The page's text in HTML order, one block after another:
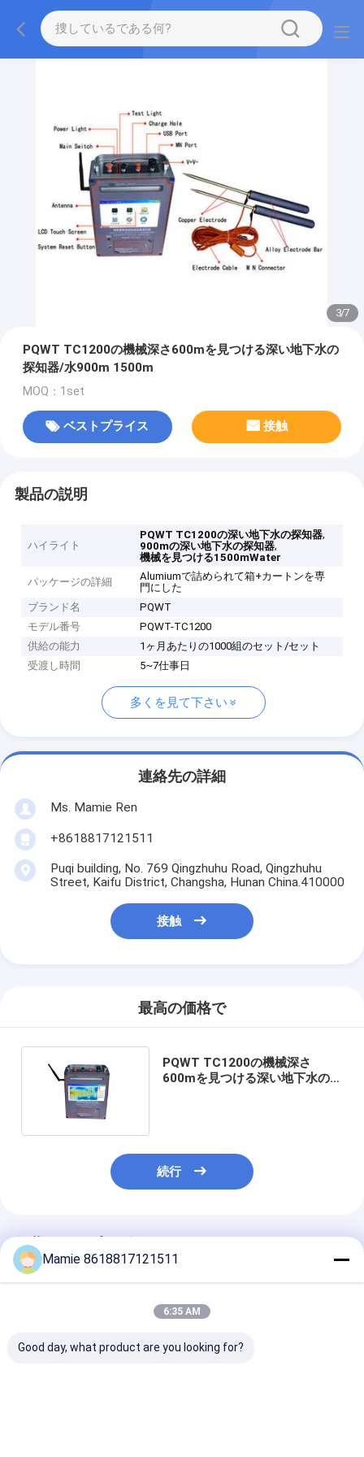
3/7
PQWT TC1200の機械深さ600mを見つける深い地下水の
探知器/水900m 1500m
MOQ：1set
ベストプライス 接触
製品の説明
ハイライト
PQWT TC1200の深い地下水の探知器,
900mの深い地下水の探知器,
機械を見つける1500mWater
パッケージの詳細
Alumiumで詰められて箱+カートンを専
門にした
ブランド名
PQWT
モデル番号
PQWT-TC1200
供給の能力
1ヶ月あたりの1000組のセット/セット
受渡し時間
5~7仕事日
多くを見て下さい
連絡先の詳細
Ms. Mamie Ren
+8618817121511
Puqi building, No. 769 Qingzhuhu Road, Qingzhuhu
Street, Kaifu District, Changsha, Hunan China.410000
接触
最高の価格で
PQWT TC1200の機械深さ
600mを見つける深い地下水の探
続行
推薦されたプロダクト
Mamie 8618817121511
6:35 AM
Good day, what product are you looking for?